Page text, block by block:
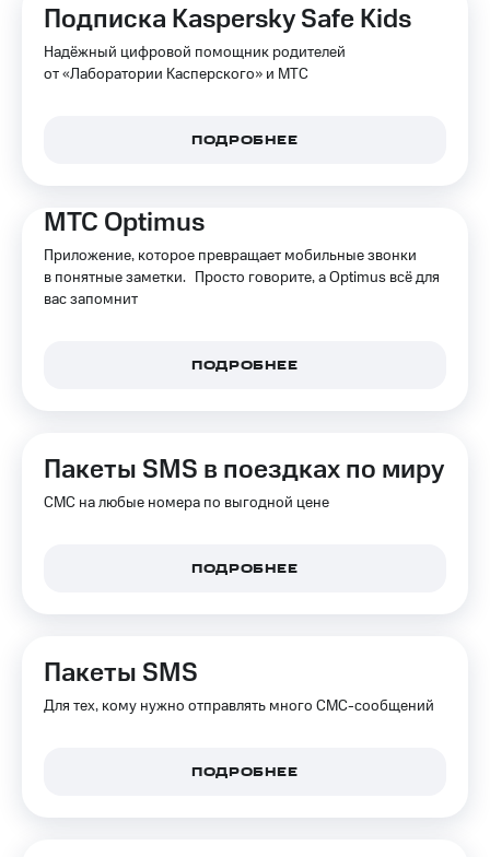
Подписка Kaspersky Safe Kids
Надёжный цифровой помощник родителей
от «Лаборатории Касперского» и МТС
ПОДРОБНЕЕ
МТС Optimus
Приложение, которое превращает мобильные звонки
в понятные заметки. Просто говорите, а Optimus всё для
вас запомнит
ПОДРОБНЕЕ
Пакеты SMS в поездках по миру
СМС на любые номера по выгодной цене
ПОДРОБНЕЕ
Пакеты SMS
Для тех, кому нужно отправлять много СМС-сообщений
ПОДРОБНЕЕ